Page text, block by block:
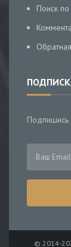
Поиск по
Подпишись
© 2014-